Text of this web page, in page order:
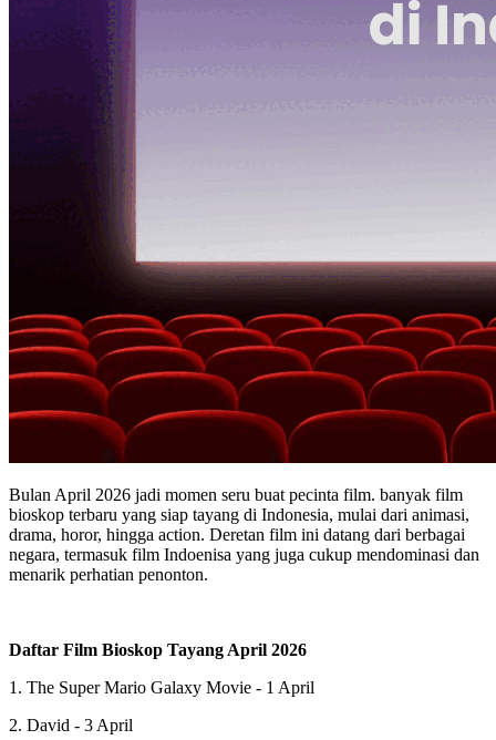
Bulan April 2026 jadi momen seru buat pecinta film. banyak film
bioskop terbaru yang siap tayang di Indonesia, mulai dari animasi,
drama, horor, hingga action. Deretan film ini datang dari berbagai
negara, termasuk film Indoenisa yang juga cukup mendominasi dan
menarik perhatian penonton.
Daftar Film Bioskop Tayang April 2026
1. The Super Mario Galaxy Movie - 1 April
2. David - 3 April